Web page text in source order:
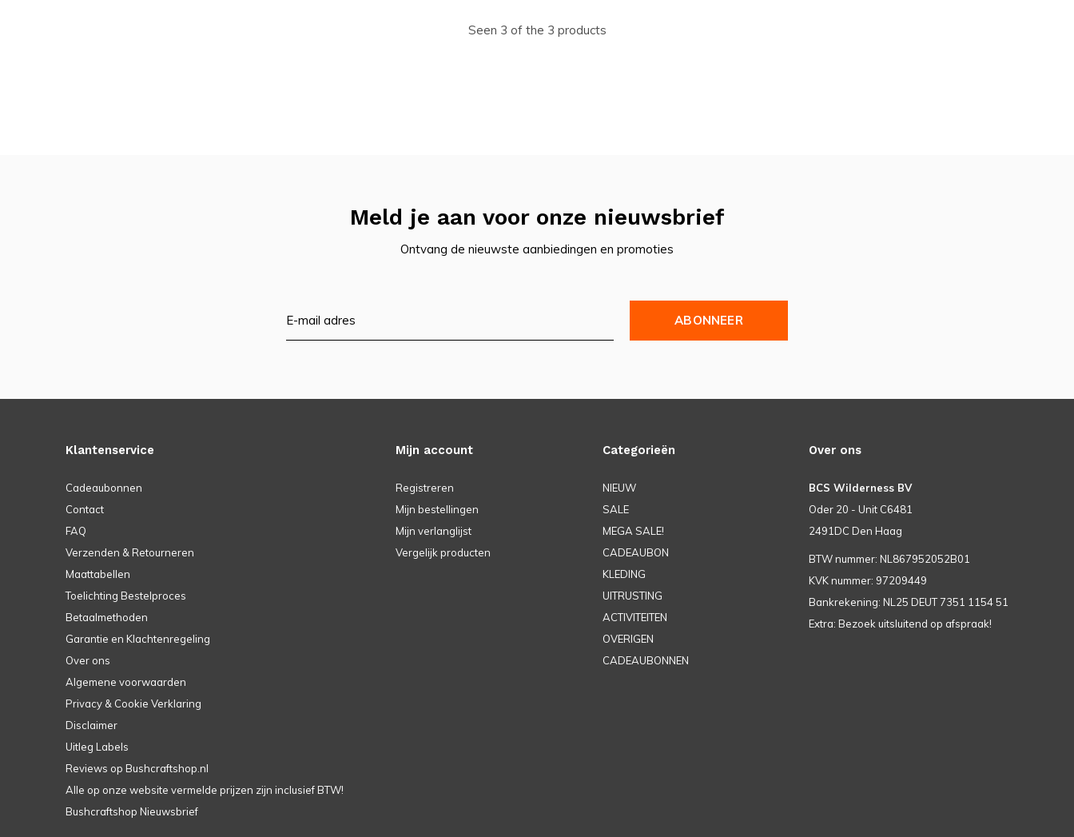
Seen 3 of the 3 products
Meld je aan voor onze nieuwsbrief
Ontvang de nieuwste aanbiedingen en promoties
ABONNEER
Klantenservice
Cadeaubonnen
Contact
FAQ
Verzenden & Retourneren
Maattabellen
Toelichting Bestelproces
Betaalmethoden
Garantie en Klachtenregeling
Over ons
Algemene voorwaarden
Privacy & Cookie Verklaring
Disclaimer
Uitleg Labels
Reviews op Bushcraftshop.nl
Alle op onze website vermelde prijzen zijn inclusief BTW!
Bushcraftshop Nieuwsbrief
Mijn account
Registreren
Mijn bestellingen
Mijn verlanglijst
Vergelijk producten
Categorieën
NIEUW
SALE
MEGA SALE!
CADEAUBON
KLEDING
UITRUSTING
ACTIVITEITEN
OVERIGEN
CADEAUBONNEN
Over ons
BCS Wilderness BV
Oder 20 - Unit C6481
2491DC Den Haag
BTW nummer: NL867952052B01
KVK nummer: 97209449
Bankrekening: NL25 DEUT 7351 1154 51
Extra: Bezoek uitsluitend op afspraak!